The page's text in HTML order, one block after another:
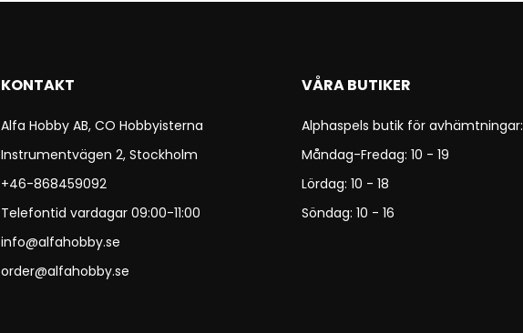
KONTAKT
Alfa Hobby AB, CO Hobbyisterna
Instrumentvägen 2, Stockholm
+46-868459092
Telefontid vardagar 09:00-11:00
info@alfahobby.se
order@alfahobby.se
VÅRA BUTIKER
Alphaspels butik för avhämtningar:
Måndag-Fredag: 10 - 19
Lördag: 10 - 18
Söndag: 10 - 16